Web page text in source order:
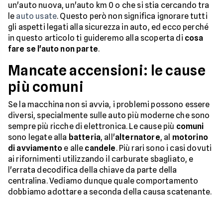
un'auto nuova, un'auto km 0 o che si stia cercando tra
le auto usate. Questo però non significa ignorare tutti
gli aspetti legati alla sicurezza in auto, ed ecco perché
in questo articolo ti guideremo alla scoperta di cosa
fare se l'auto non parte.
Mancate accensioni: le cause
più comuni
Se la macchina non si avvia, i problemi possono essere
diversi, specialmente sulle auto più moderne che sono
sempre più ricche di elettronica. Le cause più comuni
sono legate alla batteria, all'alternatore, al motorino
di avviamento e alle candele. Più rari sono i casi dovuti
ai rifornimenti utilizzando il carburate sbagliato, e
l'errata decodifica della chiave da parte della
centralina. Vediamo dunque quale comportamento
dobbiamo adottare a seconda della causa scatenante.